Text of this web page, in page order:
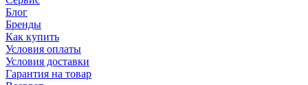
Блог
Бренды
Как купить
Условия оплаты
Условия доставки
Гарантия на товар